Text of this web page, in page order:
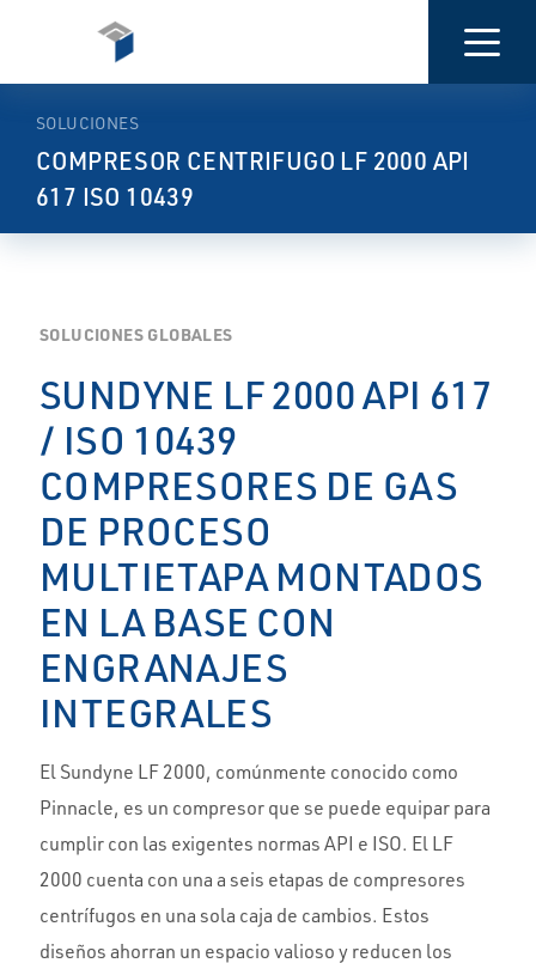
SOLUCIONES
COMPRESOR CENTRIFUGO LF 2000 API
617 ISO 10439
SOLUCIONES GLOBALES
SUNDYNE LF 2000 API 617
/ ISO 10439
COMPRESORES DE GAS
DE PROCESO
MULTIETAPA MONTADOS
EN LA BASE CON
ENGRANAJES
INTEGRALES
El Sundyne LF 2000, comúnmente conocido como
Pinnacle, es un compresor que se puede equipar para
cumplir con las exigentes normas API e ISO. El LF
2000 cuenta con una a seis etapas de compresores
centrífugos en una sola caja de cambios. Estos
diseños ahorran un espacio valioso y reducen los